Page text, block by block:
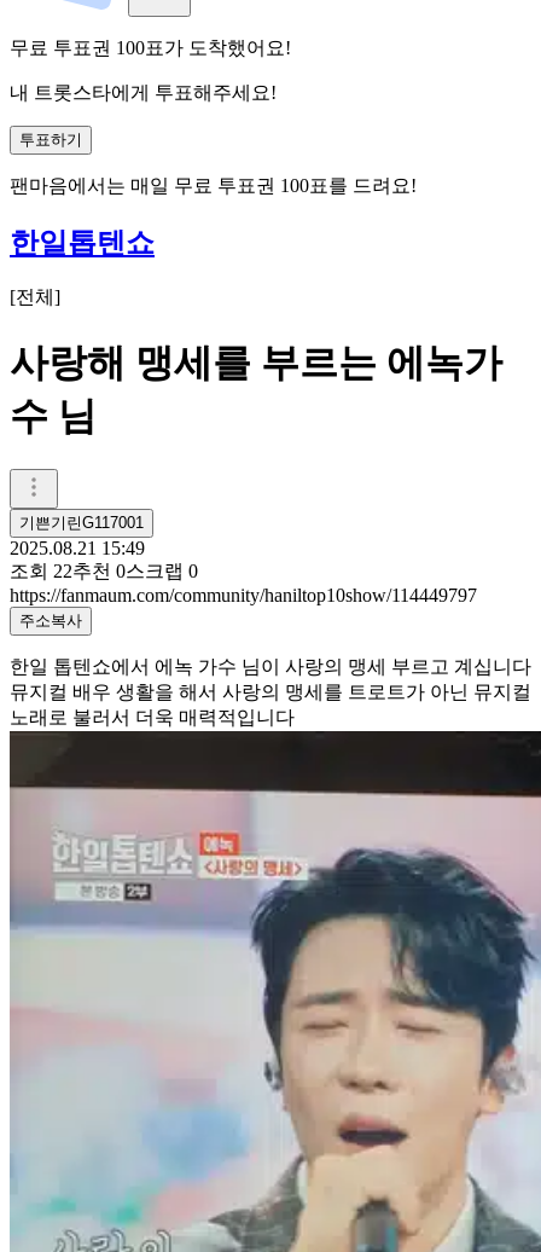
무료 투표권 100표가 도착했어요!
내 트롯스타에게 투표해주세요!
투표하기
팬마음에서는 매일 무료 투표권 100표를 드려요!
한일톱텐쇼
[전체 ]
사랑해 맹세를 부르는 에녹가
수 님
기쁜기린G117001
2025.08.21 15:49
조회 22추천 0스크랩 0
https://fanmaum.com/community/haniltop10show/114449797
주소복사
한일 톱텐쇼에서 에녹 가수 님이 사랑의 맹세 부르고 계십니다
뮤지컬 배우 생활을 해서 사랑의 맹세를 트로트가 아닌 뮤지컬
노래로 불러서 더욱 매력적입니다